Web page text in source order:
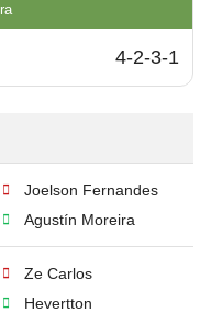
4-2-3-1
Joelson Fernandes
Agustín Moreira
Ze Carlos
Hevertton